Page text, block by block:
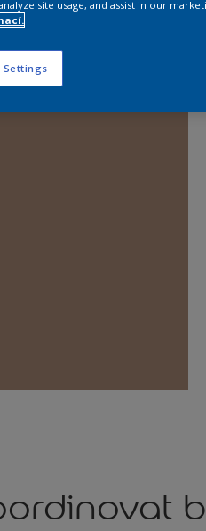
site usage, and assist in our
Settings